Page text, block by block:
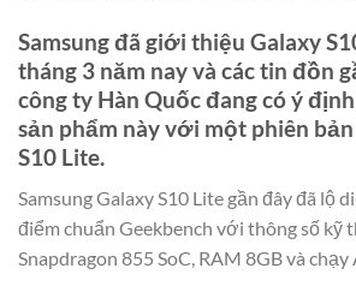
Samsung đã giới thiệu Galaxy
tháng 3 năm nay và các tin đồn
công ty Hàn Quốc đang có ý
sản phẩm này với một phiên
S10 Lite.
Samsung Galaxy S10 Lite gần đây đã lộ
điểm chuẩn Geekbench với thông số kỹ
Snapdragon 855 SoC, RAM 8GB và